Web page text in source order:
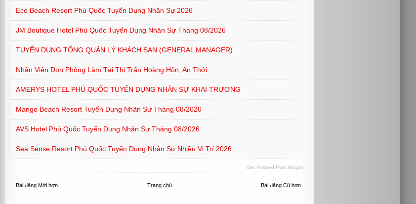
Eco Beach Resort Phú Quốc Tuyển Dụng Nhân Sự 2026
JM Boutique Hotel Phú Quốc Tuyển Dụng Nhân Sự Tháng 08/2026
TUYỂN DỤNG TỔNG QUẢN LÝ KHÁCH SẠN (GENERAL MANAGER)
Nhân Viên Dọn Phòng Làm Tại Thị Trấn Hoàng Hôn, An Thới.
AMERYS HOTEL PHÚ QUỐC TUYỂN DỤNG NHÂN SỰ KHAI TRƯƠNG
Mango Beach Resort Tuyển Dụng Nhân Sự Tháng 08/2026
AVS Hotel Phú Quốc Tuyển Dụng Nhân Sự Tháng 08/2026
Sea Sense Resort Phú Quốc Tuyển Dụng Nhân Sự Nhiều Vị Trí 2026
Get Related Post Widget
Bài đăng Mới hơn Bài đăng Cũ hơn
Trang chủ